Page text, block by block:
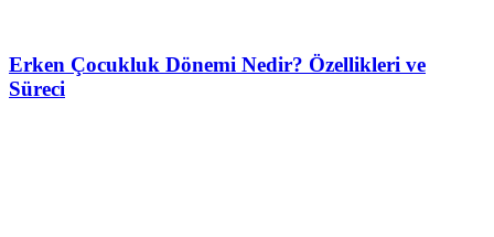
Erken Çocukluk Dönemi Nedir? Özellikleri ve
Süreci